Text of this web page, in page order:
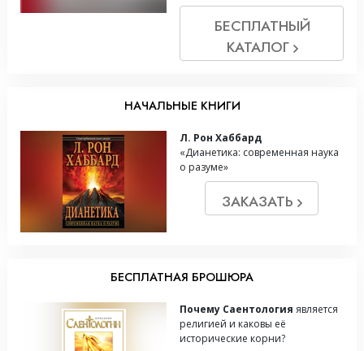
БЕСПЛАТНЫЙ
КАТАЛОГ
НАЧАЛЬНЫЕ КНИГИ
Л. Рон Хаббард
«Дианетика: современная наука
о разуме»
ЗАКАЗАТЬ
БЕСПЛАТНАЯ БРОШЮРА
Почему Саентология является
религией и каковы её
исторические корни?